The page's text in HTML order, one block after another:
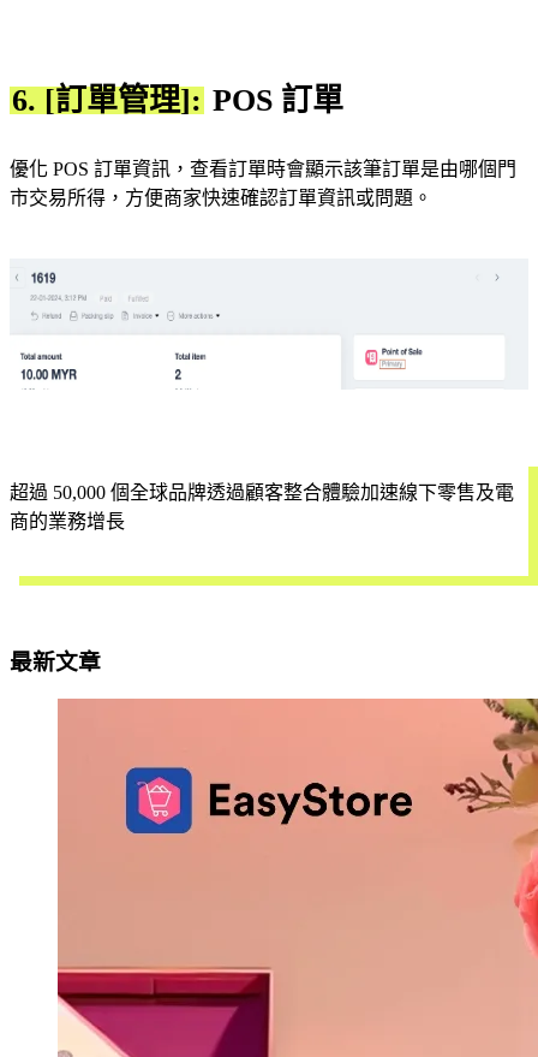
6. [訂單管理]: POS 訂單
優化 POS 訂單資訊，查看訂單時會顯示該筆訂單是由哪個門
市交易所得，方便商家快速確認訂單資訊或問題。
超過 50,000 個全球品牌透過顧客整合體驗加速線下零售及電
商的業務增長
最新文章